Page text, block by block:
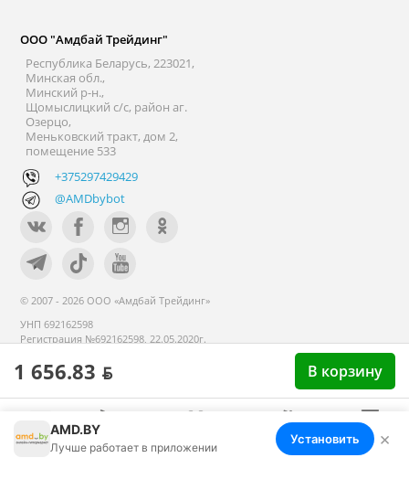
Меню Корзина Избранное Сравнение Войти
1 656.83 ƃ В корзину
ООО "Амдбай Трейдинг"
Республика Беларусь, 223021,
Минская обл.,
Минский р-н.,
Щомыслицкий с/с, район аг.
Озерцо,
Меньковский тракт, дом 2,
помещение 533
+375297429429
@AMDbybot
© 2007 - 2026 ООО «Амдбай Трейдинг»
УНП 692162598
Регистрация №692162598, 22.05.2020г.
реестре с 14 сентября 2020г.
Номер телефона работников местных исполнительных и
AMD.BY
Лучше работает в приложении
Установить ×